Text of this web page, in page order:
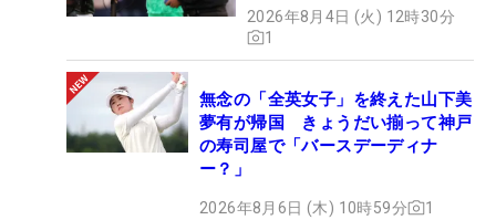
2026年8月4日 (火) 12時30分
1
無念の「全英女子」を終えた山下美
夢有が帰国 きょうだい揃って神戸
の寿司屋で「バースデーディナ
ー？」
2026年8月6日 (木) 10時59分 1